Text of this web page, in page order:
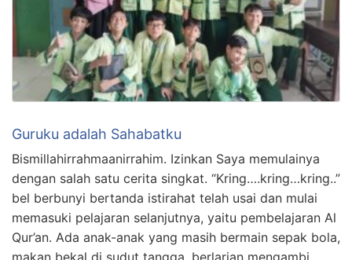
Guruku adalah Sahabatku
Bismillahirrahmaanirrahim. Izinkan Saya memulainya
dengan salah satu cerita singkat. “Kring….kring…kring..”
bel berbunyi bertanda istirahat telah usai dan mulai
memasuki pelajaran selanjutnya, yaitu pembelajaran Al
Qur’an. Ada anak-anak yang masih bermain sepak bola,
makan bekal di sudut tangga, berlarian mengambi